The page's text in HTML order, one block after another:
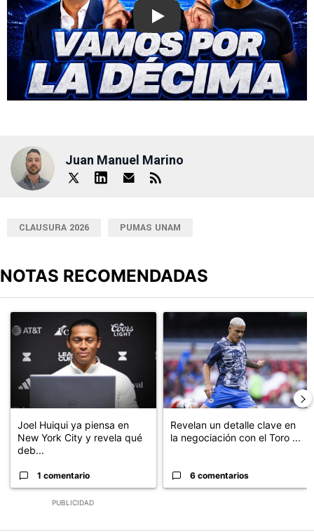
Play
Juan Manuel Marino
CLAUSURA 2026 PUMAS UNAM
NOTAS RECOMENDADAS
PUBLICIDAD
Un artículo de tendencia con el título "Joel Huiqui ya piensa en
Joel Huiqui ya piensa en
New York City y revela qué
deb...
1 comentario
Un artículo de tendencia con
Revelan un detalle clave en
la negociación con el Toro ...
6 comentarios